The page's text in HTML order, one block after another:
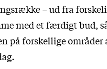
– ud fra
med et færdigt bud,
på forskellige